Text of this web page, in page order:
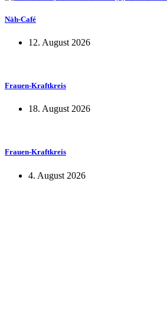
Näh-Café
12. August 2026
Frauen-Kraftkreis
18. August 2026
Frauen-Kraftkreis
4. August 2026